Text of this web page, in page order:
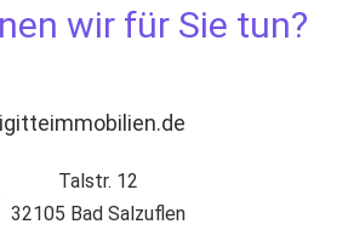
wir für Sie tun?
Talstr. 12
32105 Bad Salzuflen